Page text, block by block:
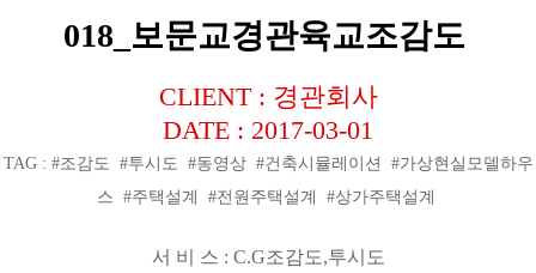
018_보문교경관육교조감도
CLIENT : 경관회사
DATE : 2017-03-01
TAG : #조감도 #투시도 #동영상 #건축시뮬레이션 #가상현실모델하우
스 #주택설계 #전원주택설계 #상가주택설계
서 비 스 : C.G조감도,투시도